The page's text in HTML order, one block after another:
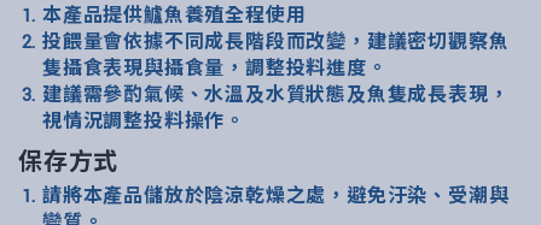
本產品提供鱸魚養殖全程使用
投餵量會依據不同成長階段而改變，建議密切觀察魚
隻攝食表現與攝食量，調整投料進度。
建議需參酌氣候、水溫及水質狀態及魚隻成長表現，
視情況調整投料操作。
保存方式
請將本產品儲放於陰涼乾燥之處，避免汙染、受潮與